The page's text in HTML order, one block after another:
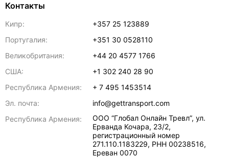
Контакты
Кипр:
+357 25 123889
Португалия:
+351 30 0528110
Великобритания:
+44 20 4577 1766
США:
+1 302 240 28 90
Республика Армения:
+ 7 495 1453514
Эл. почта:
info@gettransport.com
Республика Армения:
ООО “Глобал Онлайн Тревл”, ул.
Ерванда Кочара, 23/2,
регистрационный номер
271.110.1183229, РНН 00238516,
Ереван 0070